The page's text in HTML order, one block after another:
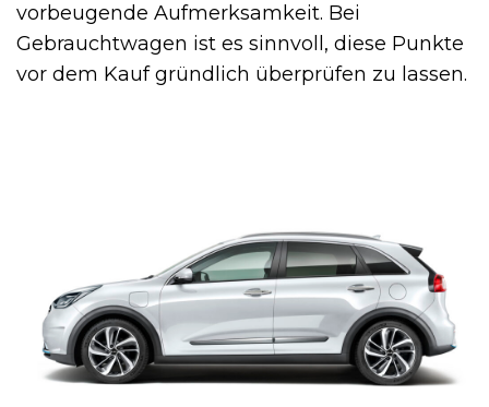
vorbeugende Aufmerksamkeit. Bei
Gebrauchtwagen ist es sinnvoll, diese Punkte
vor dem Kauf gründlich überprüfen zu lassen.